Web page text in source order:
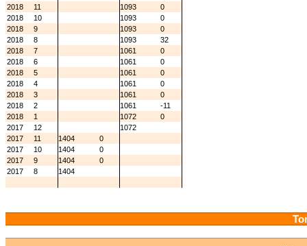
2018
11 1093
0
2018
10 1093
0
2018
9 1093
0
2018
8 1093
32
2018
7 1061
0
2018
6 1061
0
2018
5 1061
0
2018
4 1061
0
2018
3 1061
0
2018
2 1061
-11
2018
1 1072
0
2017
12
1072
2017
11 1404
0
2017
10 1404
0
2017
9 1404
0
2017
8 1404